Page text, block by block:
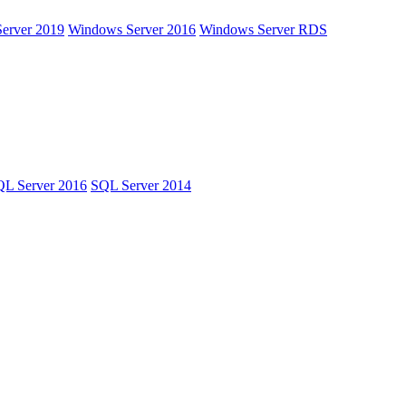
2019 Windows Server 2016 Windows Server RDS
Server 2016 SQL Server 2014